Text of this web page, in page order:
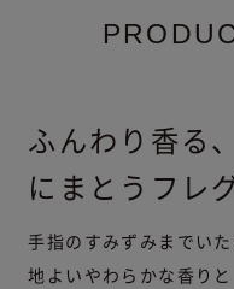
ふんわり香る
にまとうフレ
手指のすみずみまでい
地よいやわらかな香りと